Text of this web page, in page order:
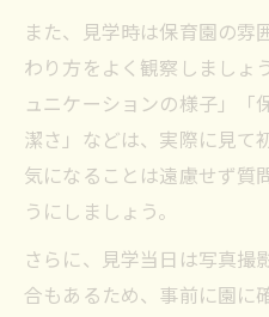
また、見学時は保育園の雰
わり方をよく観察しましょ
ュニケーションの様子」「
潔さ」などは、実際に見て
気になることは遠慮せず質
うにしましょう。
さらに、見学当日は写真撮
合もあるため、事前に園に